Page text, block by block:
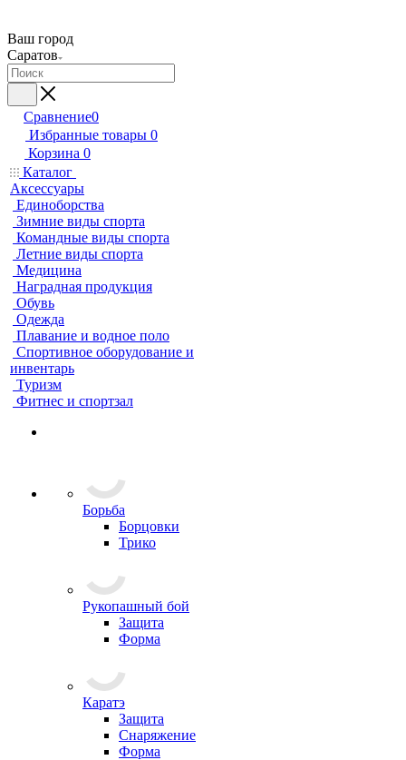
Ваш город
Саратов
Сравнение0
Избранные товары 0
Корзина 0
Каталог
Аксессуары
Единоборства
Зимние виды спорта
Командные виды спорта
Летние виды спорта
Медицина
Наградная продукция
Обувь
Одежда
Плавание и водное поло
Спортивное оборудование и
инвентарь
Туризм
Фитнес и спортзал
Борьба
Борцовки
Трико
Рукопашный бой
Защита
Форма
Каратэ
Защита
Снаряжение
Форма